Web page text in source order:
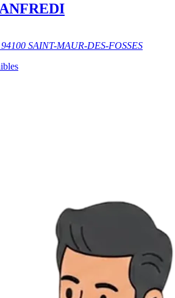
SAINT-MAUR-DES-FOSSES